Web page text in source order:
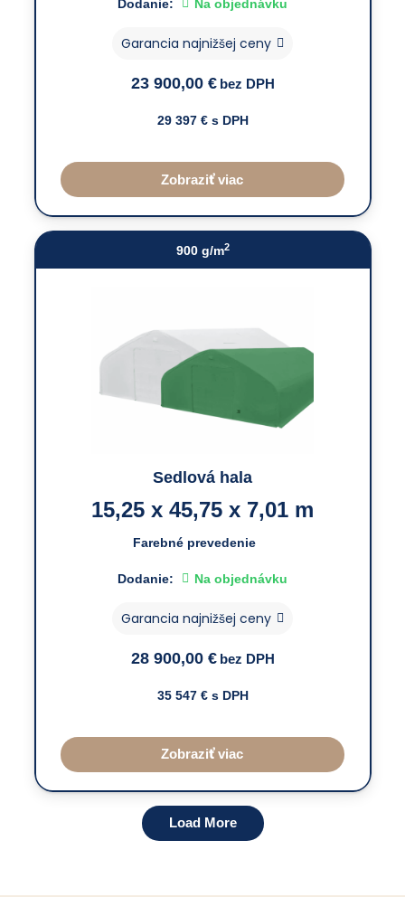
Dodanie: Na objednávku
Garancia najnižšej ceny
23 900,00 € bez DPH
29 397€ s DPH
Zobraziť viac
900 g/m2
Sedlová hala
15,25 x 45,75 x 7,01 m
Farebné prevedenie
Dodanie: Na objednávku
Garancia najnižšej ceny
28 900,00 € bez DPH
35 547€ s DPH
Zobraziť viac
Load More